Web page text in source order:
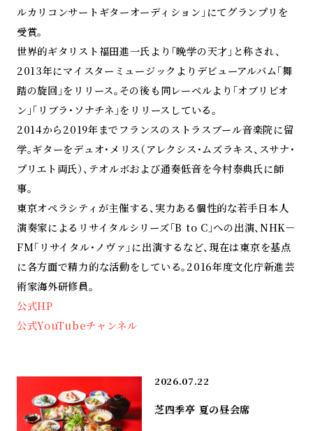
ルカリコンサートギターオーディション」にてグランプリを
受賞。
世界的ギタリスト福田進一氏より「晩学の天才」と称され、
2013年にマイスターミュージックよりデビューアルバム「舞
踏の旋回」をリリース。その後も同レーベルより「オブリビオ
ン」「リブラ・ソナチネ」をリリースしている。
2014から2019年までフランスのストラスブール音楽院に留
学。ギターをデュオ・メリス（アレクシス・ムズラキス、スサナ・
プリエト両氏）、テオルボおよび通奏低音を今村泰典氏に師
事。
東京オペラシティが主催する、実力ある個性的な若手日本人
演奏家によるリサイタルシリーズ「B to C」への出演、NHK－
FM「リサイタル・ノヴァ」に出演するなど、現在は東京を基点
に各方面で精力的な活動をしている。2016年度文化庁新進芸
術家海外研修員。
公式HP
公式YouTubeチャンネル
2026.07.22
芝四季亭 夏の昼会席